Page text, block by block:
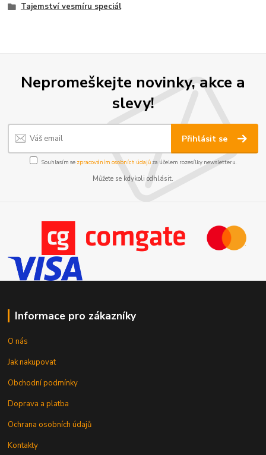
Tajemství vesmíru speciál
Nepromeškejte novinky, akce a
slevy!
Přihlásit se
Souhlasím se zpracováním osobních údajůza účelem rozesílky newsletteru.
Můžete se kdykoli odhlásit.
Informace pro zákazníky
O nás
Jak nakupovat
Obchodní podmínky
Doprava a platba
Ochrana osobních údajů
Kontakty